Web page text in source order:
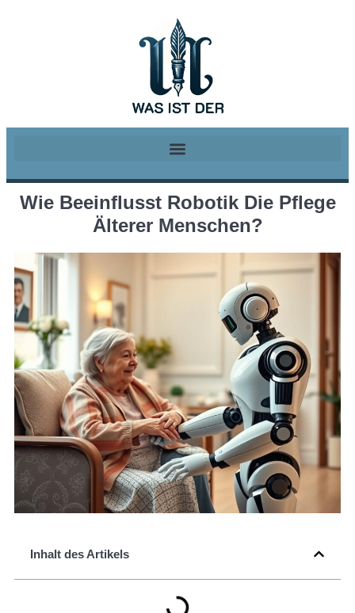
Wie Beeinflusst Robotik Die Pflege
Älterer Menschen?
Inhalt des Artikels